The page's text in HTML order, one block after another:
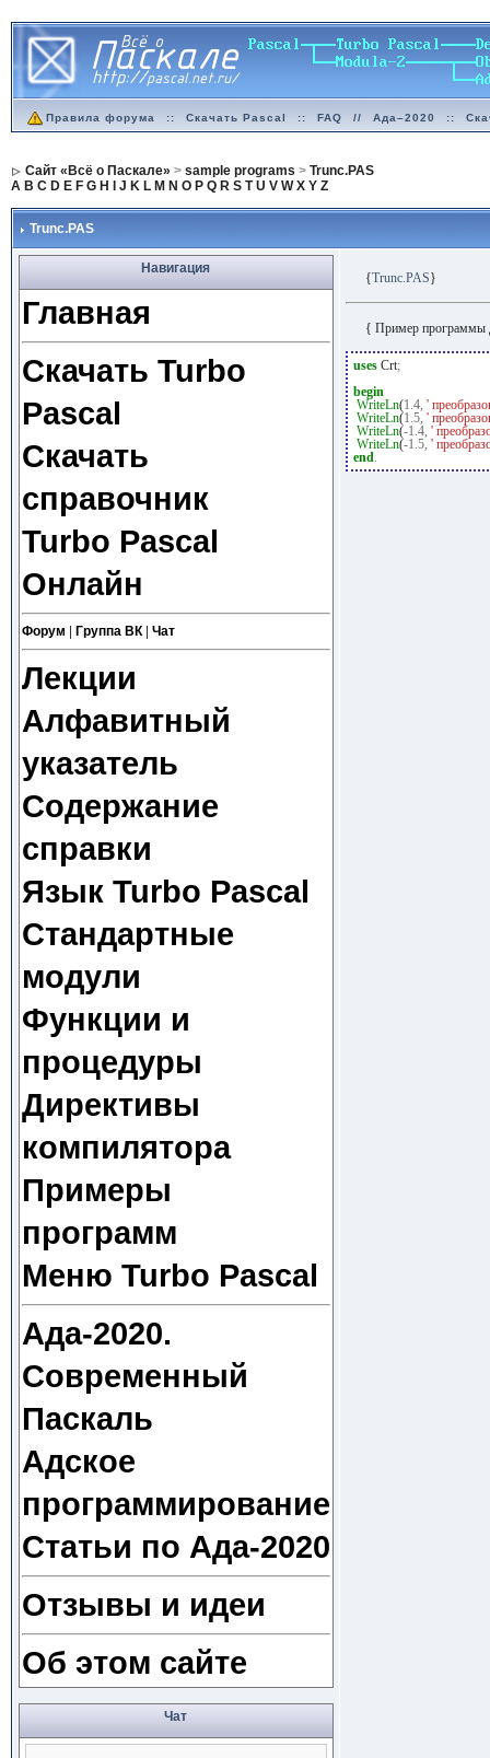
Правила форума :: Скачать Pascal :: FAQ // Ада–2020 ::
Сайт «Всё о Паскале» > sample programs > Trunc.PAS
A B C D E F G H J K L M N O P Q R S T U V W X Y Z
Trunc.PAS
Навигация
Главная
Скачать Turbo
Pascal
Скачать
справочник
Turbo Pascal
Онлайн
Форум Группа ВК| Чат
Лекции
Алфавитный
указатель
Содержание
справки
Язык Turbo Pascal
Стандартные
модули
Функции и
процедуры
Директивы
компилятора
Примеры
программ
Меню Turbo Pascal
Ада-2020.
Современный
Паскаль
Адское
программирование
Статьи по Ада-2020
Отзывы и идеи
Об этом сайте
Чат
{Trunc.PAS}
{ Пример программы
usesCrt;
begin
WriteLn(1.4, '
WriteLn(1.5, '
WriteLn(-1.4, '
WriteLn(-1.5, '
end.